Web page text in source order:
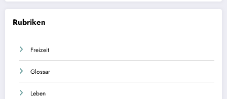
Rubriken
Freizeit
Glossar
Leben